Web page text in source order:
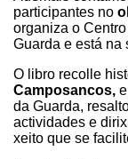
participantes no
organiza o
Guarda e está na
O libro recolle
Camposancos,
da Guarda,
actividades e
xeito que se